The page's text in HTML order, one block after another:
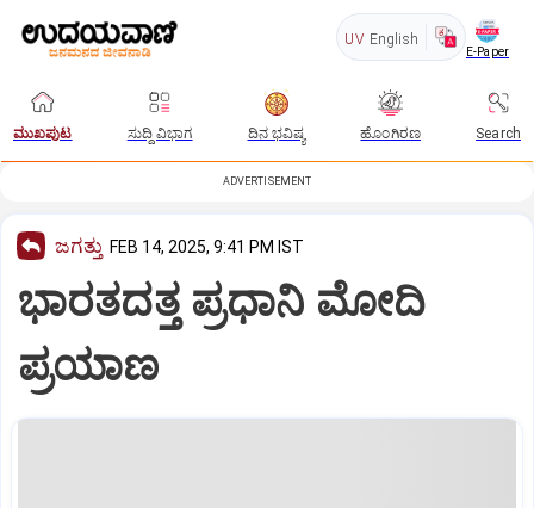
UV English
E-Paper
ಮುಖಪುಟ ಸುದ್ದಿ ವಿಭಾಗ ದಿನ ಭವಿಷ್ಯ ಹೊಂಗಿರಣ Search
ADVERTISEMENT
ಜಗತ್ತು FEB 14, 2025, 9:41 PM IST
ಭಾರತದತ್ತ ಪ್ರಧಾನಿ ಮೋದಿ
ಪ್ರಯಾಣ